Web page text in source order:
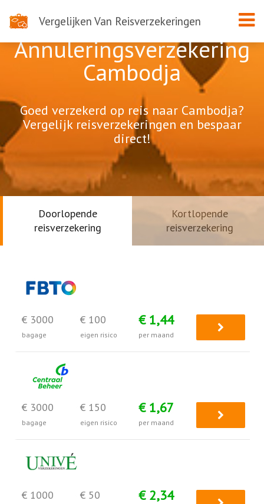
Vergelijken Van Reisverzekeringen
Annuleringsverzekering
Cambodja
Goed verzekerd op reis naar Cambodja?
Vergelijk reisverzekeringen en bespaar
direct!
Doorlopende
reisverzekering
Kortlopende
reisverzekering
€ 3000
bagage
€ 100
eigen risico
€ 1,44
per maand
€ 3000
bagage
€ 150
eigen risico
€ 1,67
per maand
€ 1000 € 50 € 2,34